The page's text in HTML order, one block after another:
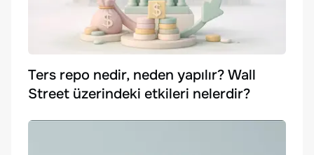
Ters repo nedir, neden yapılır? Wall
Street üzerindeki etkileri nelerdir?